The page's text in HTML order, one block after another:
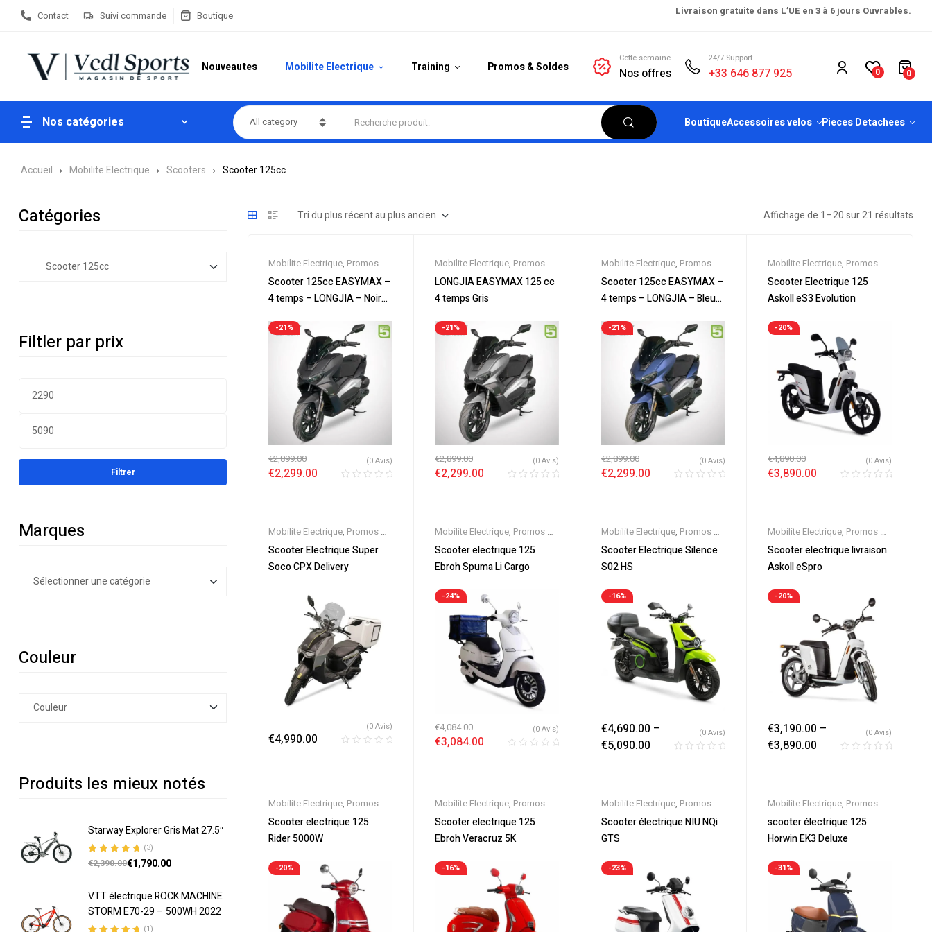
Contact Suivi commande Boutique Livraison gratuite dans L’UE en 3 à 6 jours Ouvrables.
Nouveautes Mobilite Electrique Training Promos & Soldes
Cette semaine
Nos offres
24/7 Support
+33 646 877 925 0 0
Nos catégories All category BoutiqueAccessoires velos Pieces Detachees
Accueil Mobilite Electrique Scooters Scooter 125cc
Affichage de 1–20 sur 21 résultats
Mobilite Electrique, Promos &
Soldes,Scooter 125cc,
Scooters
Scooter 125cc EASYMAX –
4 temps – LONGJIA – Noir
-21%
€2,899.00
€2,299.00
(0 Avis)
Mobilite Electrique, Promos &
Soldes,Scooter 125cc ,
Scooters
LONGJIA EASYMAX 125 cc
4 temps Gris
-21%
€2,899.00
€2,299.00
(0 Avis)
Mobilite Electrique, Promos &
Soldes,Scooter 125cc,
Scooters
Scooter 125cc EASYMAX –
4 temps – LONGJIA – Bleu
-21%
€2,899.00
€2,299.00
(0 Avis)
Mobilite Electrique, Promos &
Soldes,Scooter 125cc,
Scooter Electrique,Scooters
Scooter Electrique 125
Askoll eS3 Evolution
-20%
€4,890.00
€3,890.00
(0 Avis)
Mobilite Electrique, Promos &
Soldes,Scooter 125cc,
Scooter 50cc,Scooter
Scooter Electrique Super
Soco CPX Delivery
€4,990.00
(0 Avis)
Mobilite Electrique, Promos &
Soldes,Scooter 125cc,
Scooter Electrique,Scooters
Scooter electrique 125
Ebroh Spuma Li Cargo
-24%
€4,084.00
€3,084.00
(0 Avis)
Mobilite Electrique, Promos &
Soldes,Scooter 125cc,
Scooter 50cc
Scooter Electrique Silence
S02 HS
-16%
€4,690.00 –
€5,090.00
(0 Avis)
Mobilite Electrique, Promos &
Soldes,Scooter 125cc,
Scooter 50cc,
Scooter electrique livraison
Askoll eSpro
-20%
€3,190.00 –
€3,890.00
(0 Avis)
Mobilite Electrique, Promos &
Soldes,Scooter 125cc,
Scooter Electrique
Scooter electrique 125
Rider 5000W
-20%
Mobilite Electrique, Promos &
Soldes,Scooter 125cc,
Scooter Electrique,Scooters
Scooter electrique 125
Ebroh Veracruz 5K
-16%
Mobilite Electrique, Promos &
Soldes,Scooter 125cc,
Scooter Electrique
Scooter électrique NIU NQi
GTS
-23%
Mobilite Electrique, Promos &
Soldes,Scooter 125cc,
Scooter Electrique,Scooters
scooter électrique 125
Horwin EK3 Deluxe
-31%
Catégories
Filtler par prix
Filtrer
Marques
Couleur
Produits les mieux notés
Starway Explorer Gris Mat 27.5″
Note5.00sur
(3)
€2,390.00€1,790.00
VTT électrique ROCK MACHINE
STORM E70-29 – 500WH 2022
(1)